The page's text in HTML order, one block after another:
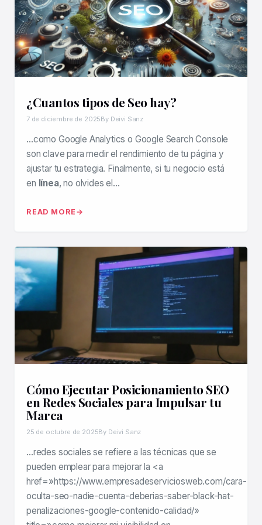
¿Cuantos tipos de Seo hay?
7 de diciembre de 2025By Deivi Sanz
…como Google Analytics o Google Search Console
son clave para medir el rendimiento de tu página y
ajustar tu estrategia. Finalmente, si tu negocio está
en línea, no olvides el…
READ MORE
Cómo Ejecutar Posicionamiento SEO
en Redes Sociales para Impulsar tu
Marca
25 de octubre de 2025By Deivi Sanz
…redes sociales se refiere a las técnicas que se
pueden emplear para mejorar la <a
href=»https://www.empresadeserviciosweb.com/cara-
oculta-seo-nadie-cuenta-deberias-saber-black-hat-
penalizaciones-google-contenido-calidad/»